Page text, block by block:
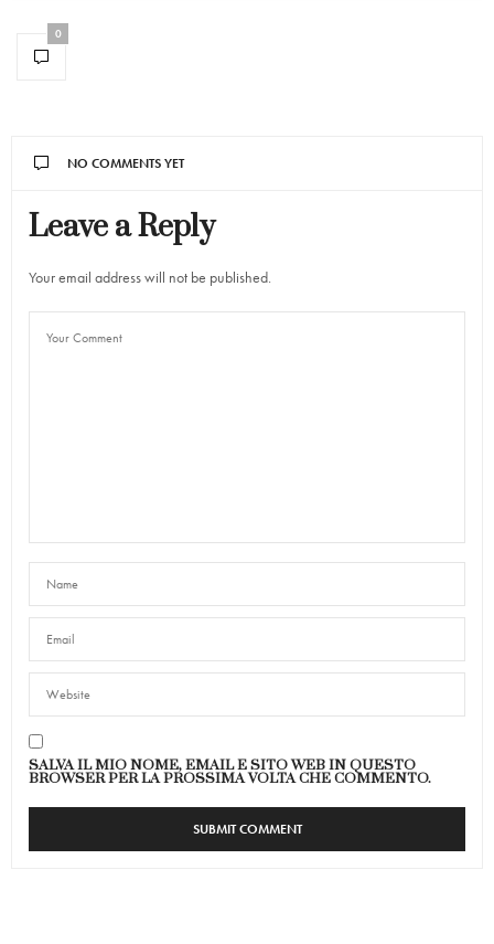
0
NO COMMENTS YET
Leave a Reply
Your email address will not be published.
SALVA IL MIO NOME, EMAIL E SITO WEB IN QUESTO
BROWSER PER LA PROSSIMA VOLTA CHE COMMENTO.